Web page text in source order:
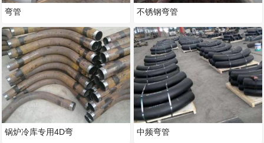
弯管
锅炉冷库专用4D弯
不锈钢弯管
中频弯管